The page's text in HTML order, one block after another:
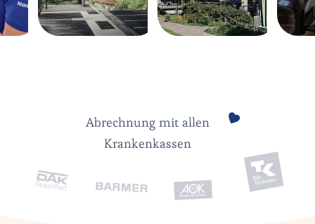
Abrechnung mit allen
Krankenkassen